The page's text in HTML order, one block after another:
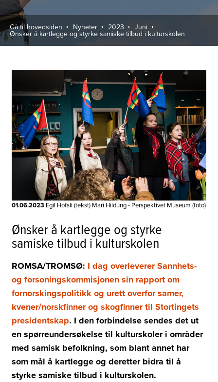
Gå til hovedsiden Nyheter 2023 Juni
Ønsker å kartlegge og styrke samiske tilbud i kulturskolen
01.06.2023 Egil Hofsli (tekst) Mari Hildung - Perspektivet Museum (foto)
Ønsker å kartlegge og styrke
samiske tilbud i kulturskolen
ROMSA/TROMSØ: I dag overleverer Sannhets-
og forsoningskommisjonen sin rapport om
fornorskingspolitikk og urett overfor samer,
kvener/norskfinner og skogfinner til Stortingets
presidentskap. I den forbindelse sendes det ut
en spørreundersøkelse til kulturskoler i områder
med samisk befolkning, som blant annet har
som mål å kartlegge og deretter bidra til å
styrke samiske tilbud i kulturskolen.